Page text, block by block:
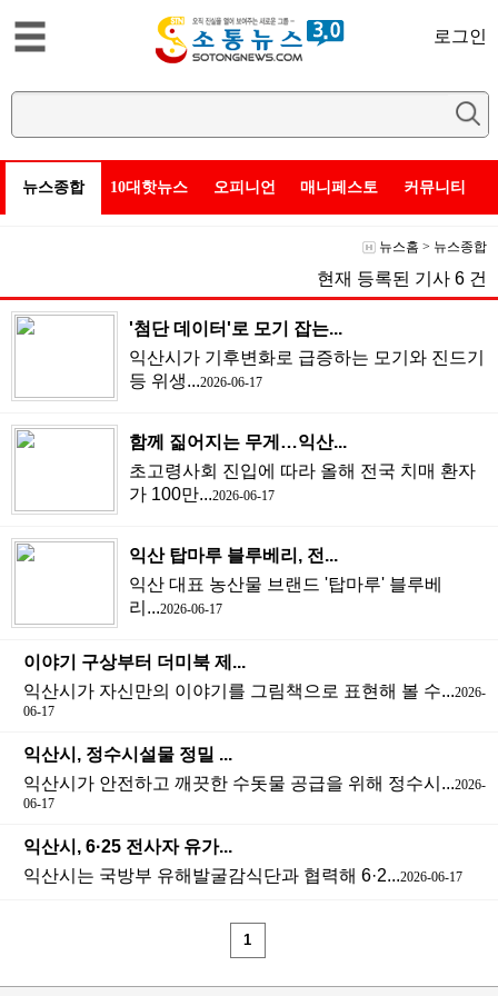
로그인
뉴스종합 10대핫뉴스 오피니언 매니페스토 커뮤니티
뉴스홈 > 뉴스종합
현재 등록된 기사 6 건
'첨단 데이터'로 모기 잡는...
익산시가 기후변화로 급증하는 모기와 진드기
등 위생...2026-06-17
함께 짊어지는 무게…익산...
초고령사회 진입에 따라 올해 전국 치매 환자
가 100만...2026-06-17
익산 탑마루 블루베리, 전...
익산 대표 농산물 브랜드 '탑마루' 블루베
리...2026-06-17
이야기 구상부터 더미북 제...
익산시가 자신만의 이야기를 그림책으로 표현해 볼 수...2026-
06-17
익산시, 정수시설물 정밀 ...
익산시가 안전하고 깨끗한 수돗물 공급을 위해 정수시...2026-
06-17
익산시, 6·25 전사자 유가...
익산시는 국방부 유해발굴감식단과 협력해 6·2...2026-06-17
1